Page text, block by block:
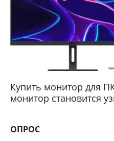
Купить монитор для
монитор становится
ОПРОС